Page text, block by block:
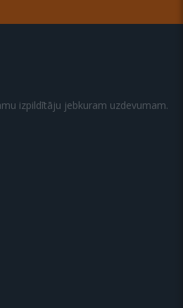
izpildītāju jebkuram uzdevumam.